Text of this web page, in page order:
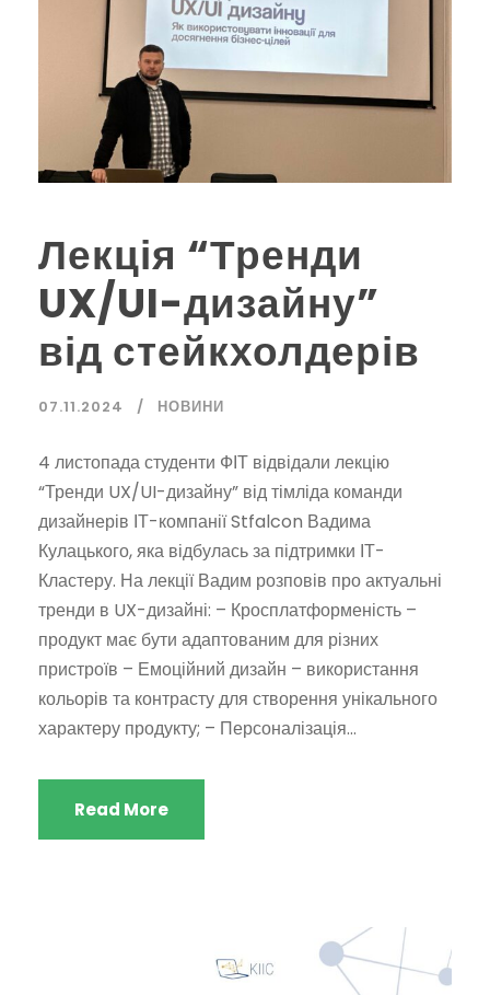
Лекція “Тренди
UX/UI-дизайну”
від стейкхолдерів
07.11.2024 НОВИНИ
4 листопада студенти ФІТ відвідали лекцію
“Тренди UX/UI-дизайну” від тімліда команди
дизайнерів ІТ-компанії Stfalcon Вадима
Кулацького, яка відбулась за підтримки ІТ-
Кластеру. На лекції Вадим розповів про актуальні
тренди в UX-дизайні: – Кросплатформеність –
продукт має бути адаптованим для різних
пристроїв – Емоційний дизайн – використання
кольорів та контрасту для створення унікального
характеру продукту; – Персоналізація...
Read More